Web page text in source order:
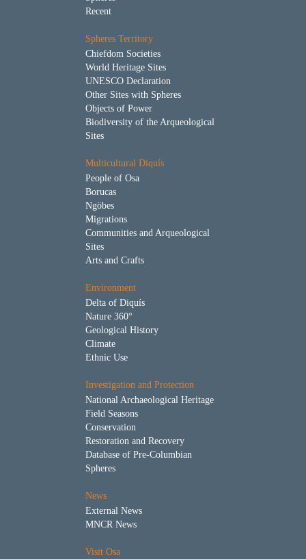
Recent
Spheres Territory
Chiefdom Societies
World Heritage Sites
UNESCO Declaration
Other Sites with Spheres
Objects of Power
Biodiversity of the Arqueological
Sites
Multicultural Diquís
People of Osa
Borucas
Ngöbes
Migrations
Communities and Arqueological
Sites
Arts and Crafts
Environment
Delta of Diquís
Nature 360°
Geological History
Climate
Ethnic Use
Investigation and Protection
National Archaeological Heritage
Field Seasons
Conservation
Restoration and Recovery
Database of Pre-Columbian
Spheres
News
External News
MNCR News
Visit Osa